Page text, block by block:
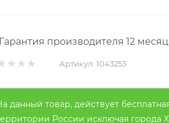
Гарантия производителя 12
Артикул: 1043253
данный товар, действует
России исключая города